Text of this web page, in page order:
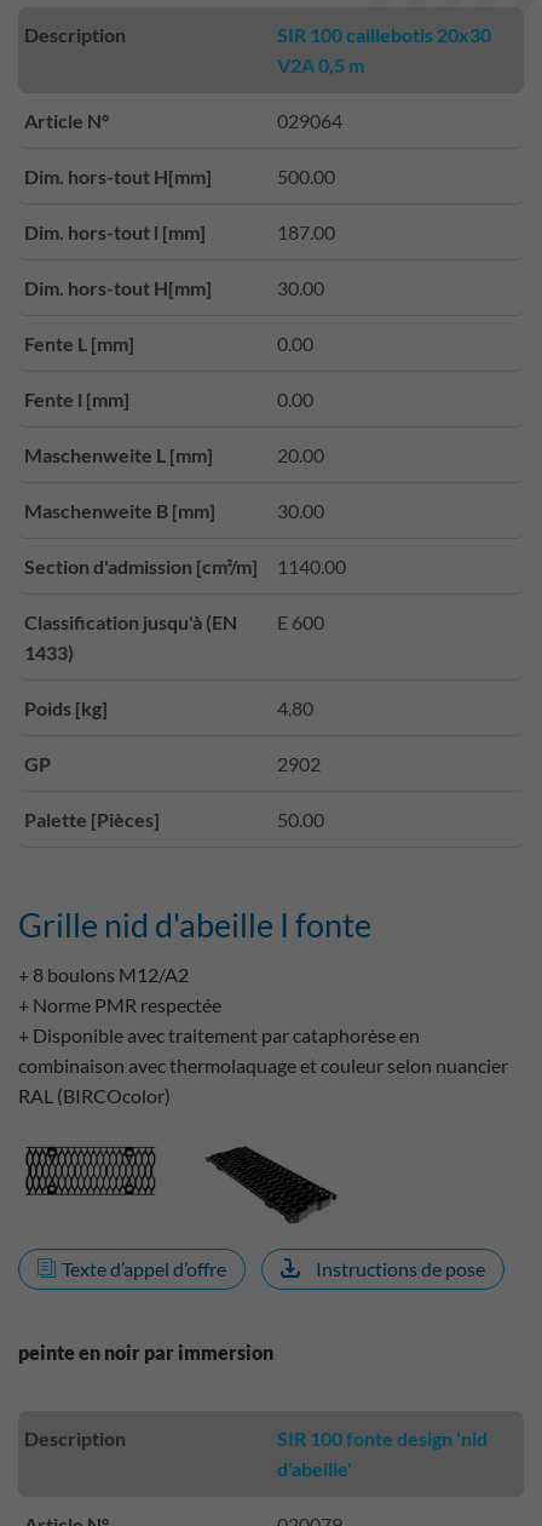
Description
SIR 100 caillebotis 20x30
V2A 0,5 m
Article N° 029064
Dim. hors-tout H[mm] 500.00
Dim. hors-tout l [mm] 187.00
Dim. hors-tout H[mm] 30.00
Fente L [mm] 0.00
Fente l [mm] 0.00
Maschenweite L [mm] 20.00
Maschenweite B [mm] 30.00
Section d'admission [cm²/m] 1140.00
Classification jusqu'à (EN
1433)
E 600
Poids [kg] 4.80
GP 2902
Palette [Pièces] 50.00
Grille nid d'abeille I fonte
+ 8 boulons M12/A2
+ Norme PMR respectée
+ Disponible avec traitement par cataphorèse en
combinaison avec thermolaquage et couleur selon nuancier
RAL (BIRCOcolor)
Texte d’appel d’offre Instructions de pose
peinte en noir par immersion
Description
SIR 100 fonte design 'nid
d'abeille'